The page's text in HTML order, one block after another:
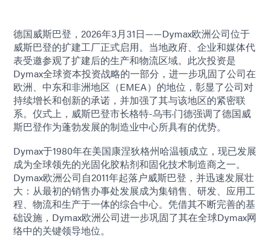
德国威斯巴登，2026年3月31日——Dymax欧洲公司位于
威斯巴登的扩建工厂正式启用。当地政府、企业和媒体代
表受邀参观了扩建后的生产和物流区域。此次投资是
Dymax全球资本投资战略的一部分，进一步巩固了公司在
欧洲、中东和非洲地区（EMEA）的地位，彰显了公司对
持续增长和创新的承诺，并加强了其与该地区的紧密联
系。仪式上，威斯巴登市长格特-乌韦·门德强调了德国威
斯巴登作为蓬勃发展的制造业中心所具有的优势。
Dymax于1980年在美国康涅狄格州哈温顿成立，现已发展
成为全球领先的光固化胶粘剂和固化技术制造商之一。
Dymax欧洲公司自2011年起落户威斯巴登，并迅速发展壮
大：从最初的销售办事处发展成为集销售、研发、应用工
程、物流和生产于一体的综合中心。凭借其不断完善的基
础设施，Dymax欧洲公司进一步巩固了其在全球Dymax网
络中的关键领导地位。